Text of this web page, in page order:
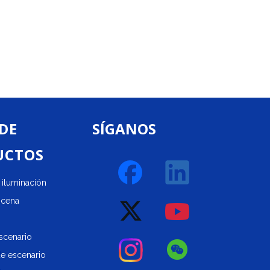
escenario
SÍGANOS